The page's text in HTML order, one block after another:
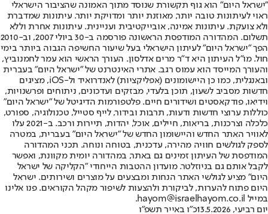
"ישראל היום" הוא גוף תקשורת שנוסד מתוך האמונה שהציבור הישראלי
ראוי לעיתונות טובה יותר, מאוזנת יותר ומדויקת יותר. עיתונות שמדברת
ולא צועקת. עיתונות אמינה, אובייקטיבית ועניינית. עיתונות אחרת וללא
תשלום. המהדורה המודפסת הראשונה פורסמה ב-30 ביולי 2007, וב-2010
הפך "ישראל היום" לעיתון הישראלי בעל שיעור החשיפה הגבוה ביותר בימי
חול. מו"ל העיתון היא ד"ר מרים אדלסון. העורך הראשי הוא עמר לחמנוביץ,
והעורך המייסד הוא עמוס רגב. אתרי האינטרנט של "ישראל היום" בעברית
ובאנגלית, כמו כן היישומונים (אפליקציות) לאנדרואיד ול-iOS, מציגים
חדשות מסביב לשעון, תוכן בלעדי, מבזקים ועדכונים, ניתוחים ופרשנויות,
וידיאו, פודקאסטים ושידורים חיים. פלטפורמות הדיגיטל של "ישראל היום"
כוללות ערוצי חדשות ודעות, תרבות ובידור, לייף סטייל, טכנולוגיה, ספורט,
כלכלה וצרכנות, בריאות, חיילים, אוכל, יהדות, תיירות ורכב. ב-2021 עלו
לאוויר האתר החדש והיישומון החדש של "ישראל היום" בעברית, במטרה
לספק לגולשים חוויה מהירה, עדכנית, בטוחה ונוחה. תכני המהדורה
המודפסת של העיתון זמינים גם באתר, במהדורה יומית מקוונת, ואפשר
לקבל אותם גם בניוזלטר. מועדון ההטבות הייחודי "הקליקה של ישראל
היום" מציע לגולשי האתר הנחות ומבצעים על מוצרים ושירותים. ישראל
היום פתוח להערות, לביקורת ולהצעות לשיפור מקהל הקוראים. פנו אלינו
במייל hayom@israelhayom.co.il.
יום רביעי, 13.5.2026
כ"ו באייר תשפ"ו